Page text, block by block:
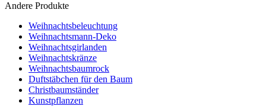
Andere Produkte
Weihnachtsbeleuchtung
Weihnachtsmann-Deko
Weihnachtsgirlanden
Weihnachtskränze
Weihnachtsbaumrock
Duftstäbchen für den Baum
Christbaumständer
Kunstpflanzen